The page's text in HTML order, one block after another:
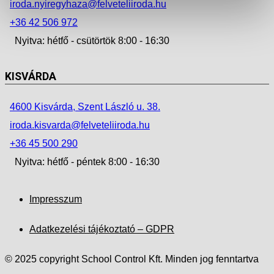
iroda.nyiregyhaza@felveteliiroda.hu
+36 42 506 972
Nyitva: hétfő - csütörtök 8:00 - 16:30
KISVÁRDA
4600 Kisvárda, Szent László u. 38.
iroda.kisvarda@felveteliiroda.hu
+36 45 500 290
Nyitva: hétfő - péntek 8:00 - 16:30
Impresszum
Adatkezelési tájékoztató – GDPR
© 2025 copyright School Control Kft. Minden jog fenntartva